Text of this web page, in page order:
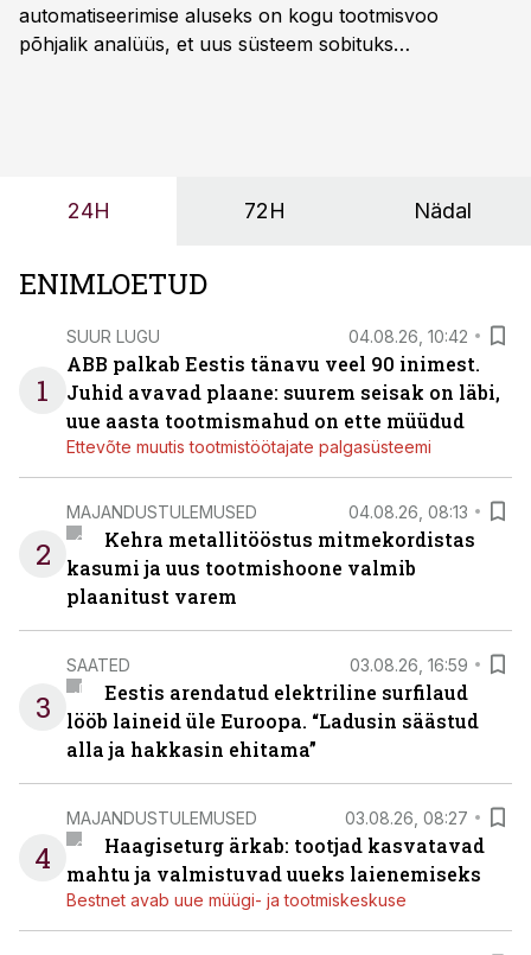
automatiseerimise aluseks on kogu tootmisvoo
põhjalik analüüs, et uus süsteem sobituks
OÜ tegevjuht Sander Mitendorf.
24H 72H Nädal
ENIMLOETUD
1
SUUR LUGU 04.08.26, 10:42
ABB palkab Eestis tänavu veel 90 inimest.
Juhid avavad plaane: suurem seisak on läbi,
uue aasta tootmismahud on ette müüdud
Ettevõte muutis tootmistöötajate palgasüsteemi
2
MAJANDUSTULEMUSED 04.08.26, 08:13
Kehra metallitööstus mitmekordistas
kasumi ja uus tootmishoone valmib
plaanitust varem
3
SAATED 03.08.26, 16:59
Eestis arendatud elektriline surfilaud
lööb laineid üle Euroopa. “Ladusin säästud
alla ja hakkasin ehitama”
4
MAJANDUSTULEMUSED 03.08.26, 08:27
Haagiseturg ärkab: tootjad kasvatavad
mahtu ja valmistuvad uueks laienemiseks
Bestnet avab uue müügi- ja tootmiskeskuse